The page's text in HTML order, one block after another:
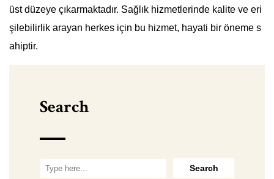
üst düzeye çıkarmaktadır. Sağlık hizmetlerinde kalite ve eri
şilebilirlik arayan herkes için bu hizmet, hayati bir öneme s
ahiptir.
Search